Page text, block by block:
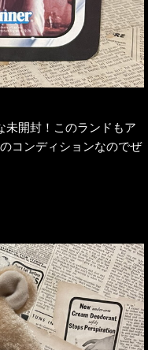
未開封！このランドもア
コンディションなのでぜ